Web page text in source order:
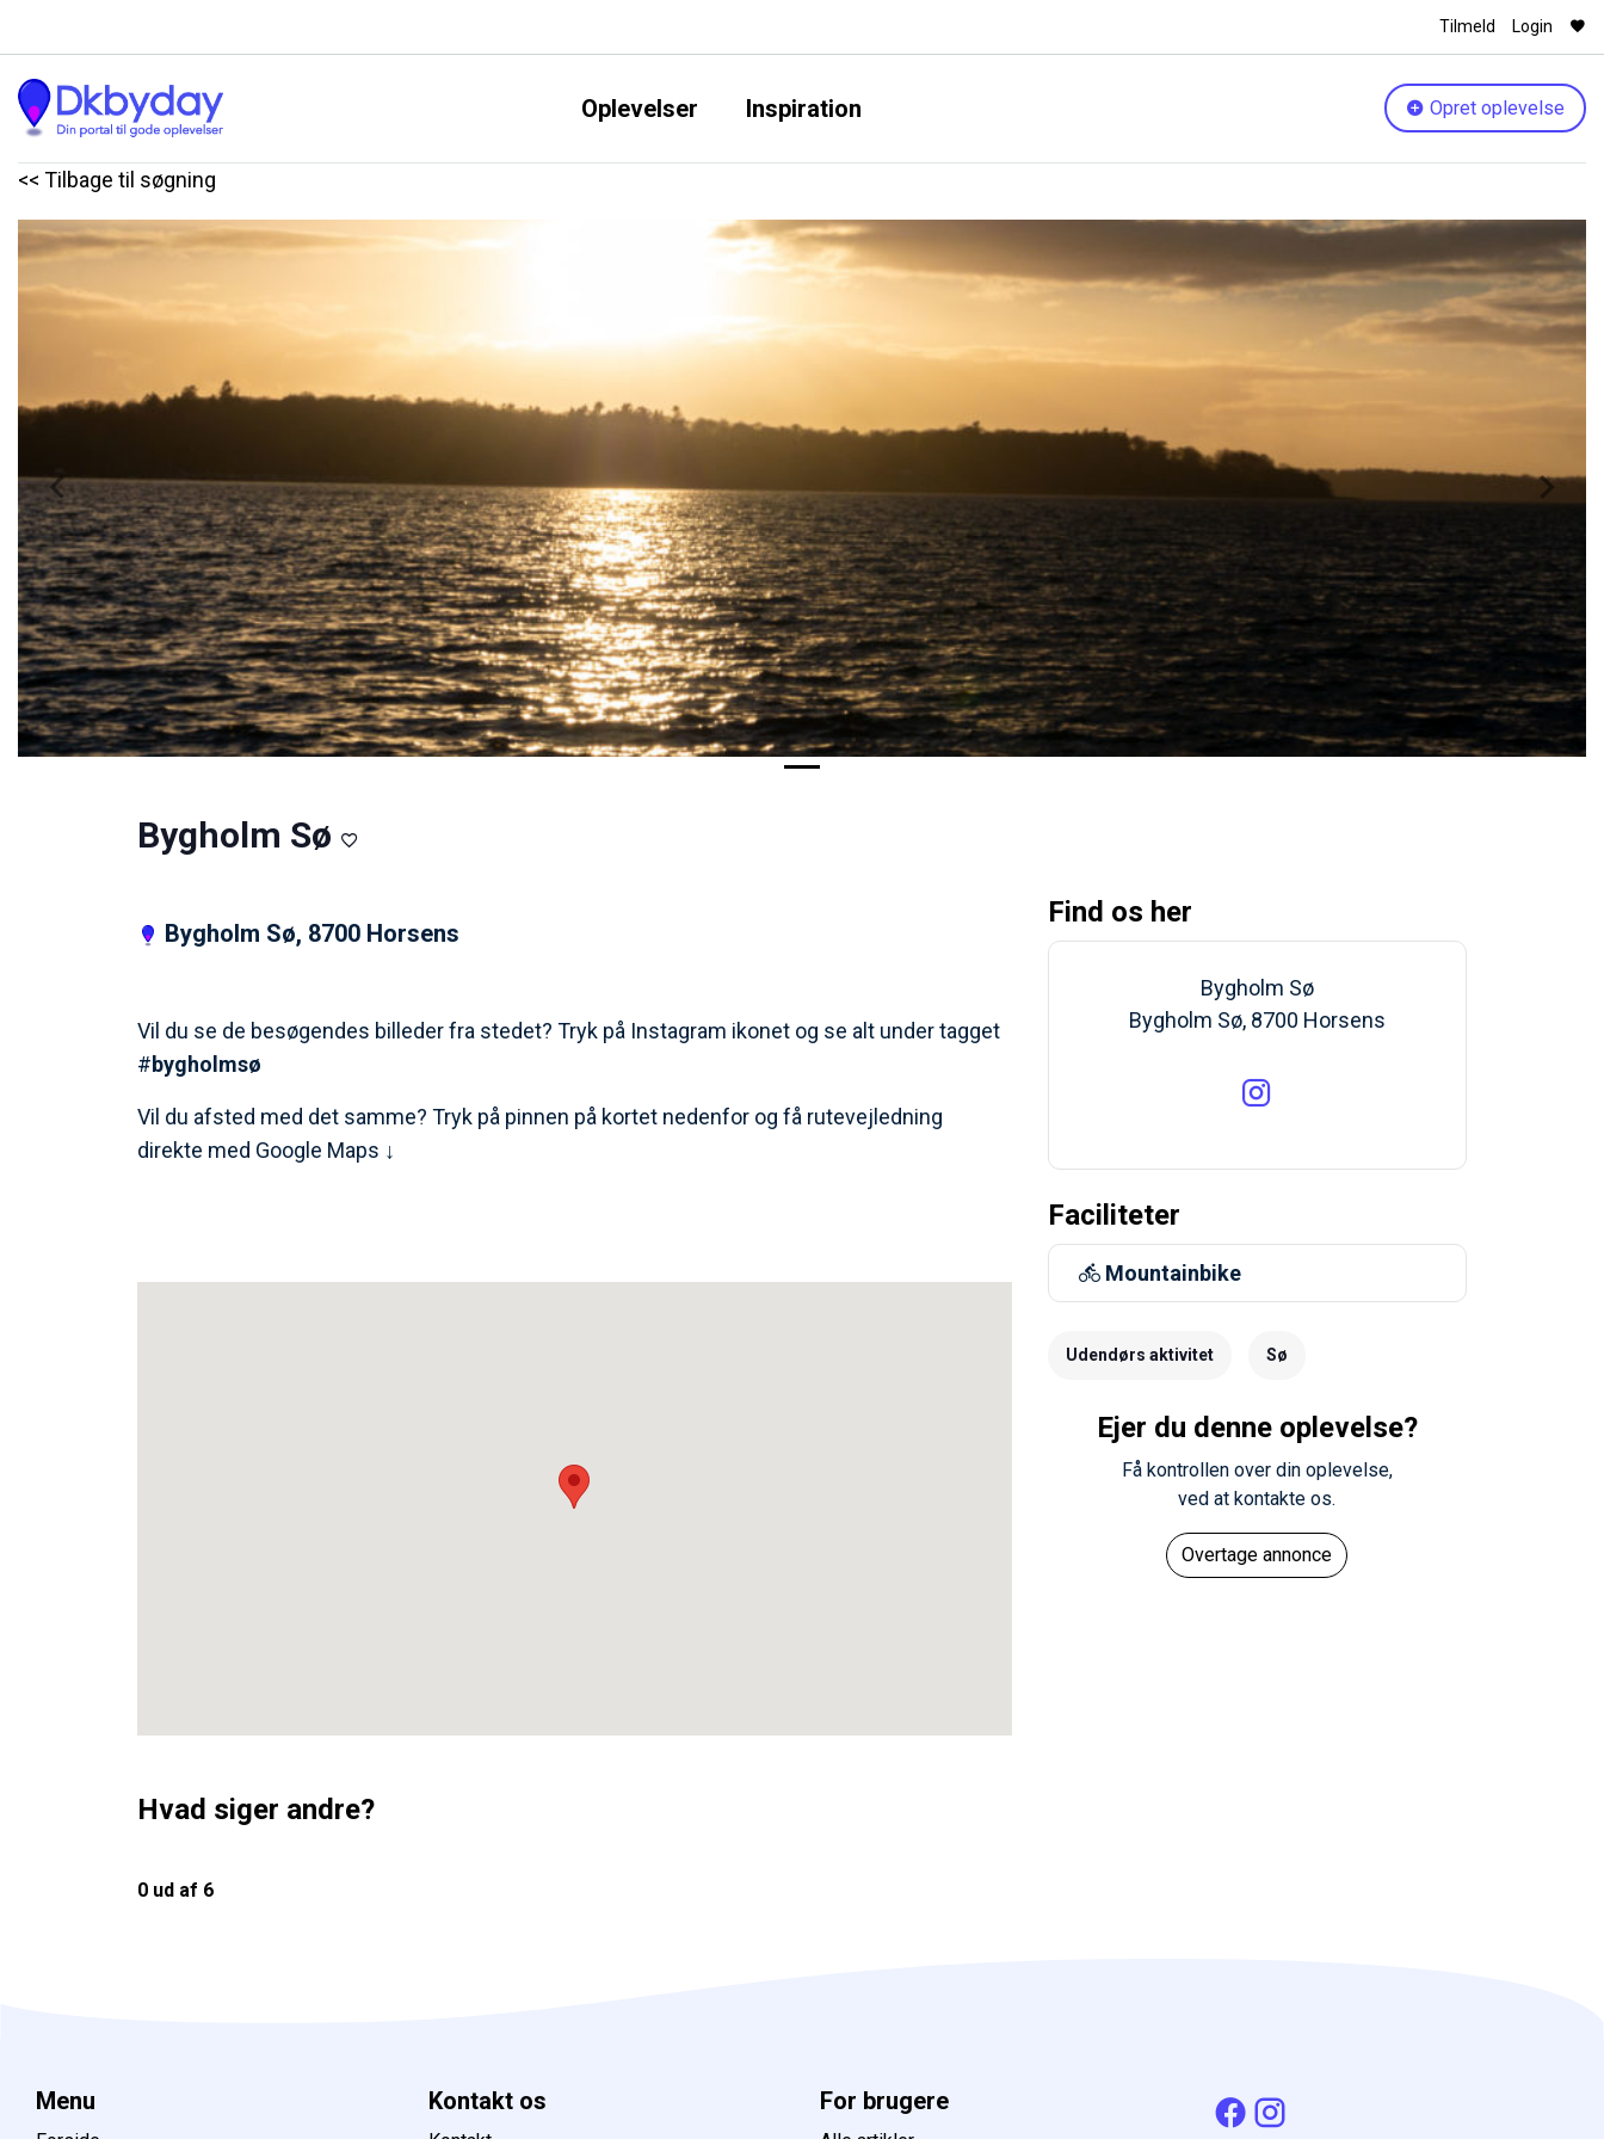
Tilmeld Login
Oplevelser Inspiration Opret oplevelse
<< Tilbage til søgning
Previous Next
Bygholm Sø
Bygholm Sø, 8700 Horsens
Vil du se de besøgendes billeder fra stedet? Tryk på Instagram ikonet og se alt under tagget
#bygholmsø
Vil du afsted med det samme? Tryk på pinnen på kortet nedenfor og få rutevejledning
direkte med Google Maps ↓
Find os her
Bygholm Sø
Bygholm Sø, 8700 Horsens
Faciliteter
Mountainbike
Udendørs aktivitet Sø
Ejer du denne oplevelse?
Få kontrollen over din oplevelse,
ved at kontakte os.
Overtage annonce
Hvad siger andre?
0 ud af 6
Menu Kontakt os For brugere